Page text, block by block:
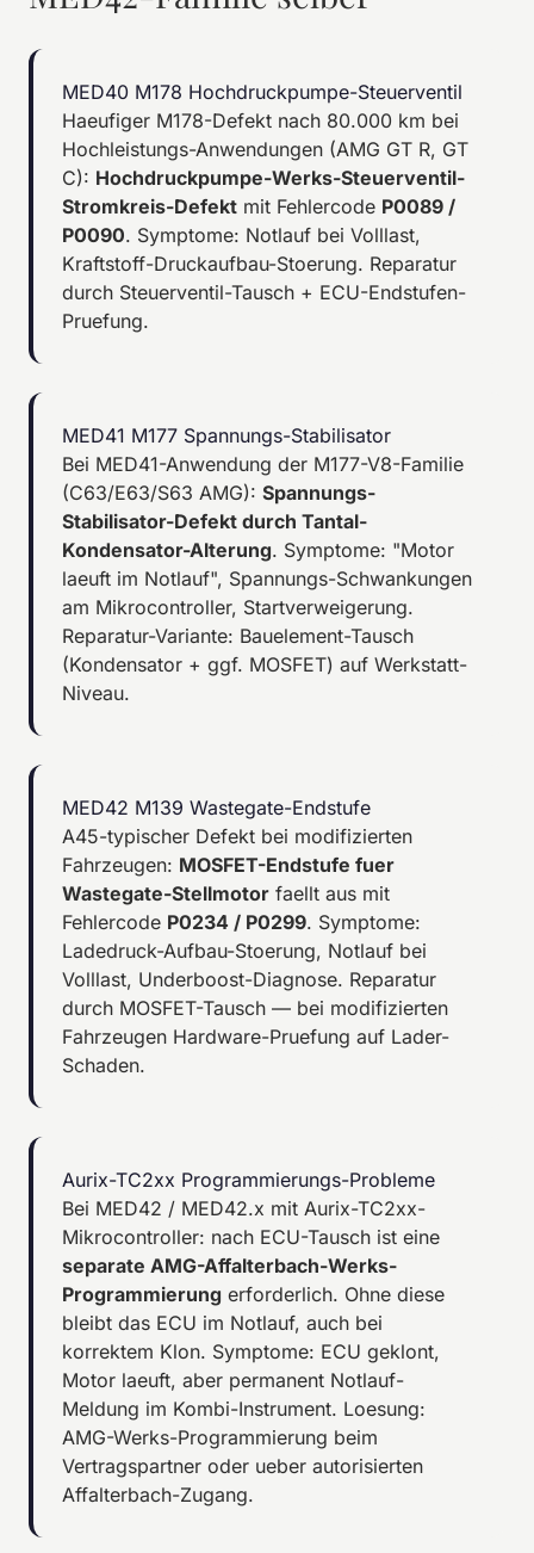
MED40 M178 Hochdruckpumpe-Steuerventil
Haeufiger M178-Defekt nach 80.000 km bei
Hochleistungs-Anwendungen (AMG GT R, GT
C): Hochdruckpumpe-Werks-Steuerventil-
Stromkreis-Defekt mit Fehlercode P0089 /
P0090. Symptome: Notlauf bei Volllast,
Kraftstoff-Druckaufbau-Stoerung. Reparatur
durch Steuerventil-Tausch + ECU-Endstufen-
Pruefung.
MED41 M177 Spannungs-Stabilisator
Bei MED41-Anwendung der M177-V8-Familie
(C63/E63/S63 AMG): Spannungs-
Stabilisator-Defekt durch Tantal-
Kondensator-Alterung. Symptome: "Motor
laeuft im Notlauf", Spannungs-Schwankungen
am Mikrocontroller, Startverweigerung.
Reparatur-Variante: Bauelement-Tausch
(Kondensator + ggf. MOSFET) auf Werkstatt-
Niveau.
MED42 M139 Wastegate-Endstufe
A45-typischer Defekt bei modifizierten
Fahrzeugen: MOSFET-Endstufe fuer
Wastegate-Stellmotor faellt aus mit
Fehlercode P0234 / P0299. Symptome:
Ladedruck-Aufbau-Stoerung, Notlauf bei
Volllast, Underboost-Diagnose. Reparatur
durch MOSFET-Tausch — bei modifizierten
Fahrzeugen Hardware-Pruefung auf Lader-
Schaden.
Aurix-TC2xx Programmierungs-Probleme
Bei MED42 / MED42.x mit Aurix-TC2xx-
Mikrocontroller: nach ECU-Tausch ist eine
separate AMG-Affalterbach-Werks-
Programmierung erforderlich. Ohne diese
bleibt das ECU im Notlauf, auch bei
korrektem Klon. Symptome: ECU geklont,
Motor laeuft, aber permanent Notlauf-
Meldung im Kombi-Instrument. Loesung:
AMG-Werks-Programmierung beim
Vertragspartner oder ueber autorisierten
Affalterbach-Zugang.